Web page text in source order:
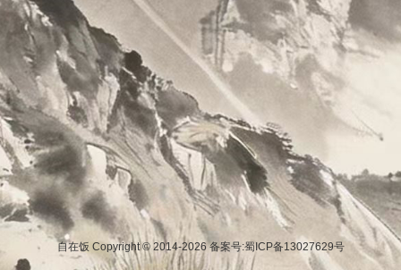
自在饭 Copyright © 2014-2026备案号:蜀ICP备13027629号